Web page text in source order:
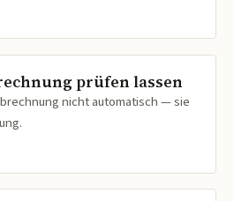
prüfen lassen
nicht automatisch — sie